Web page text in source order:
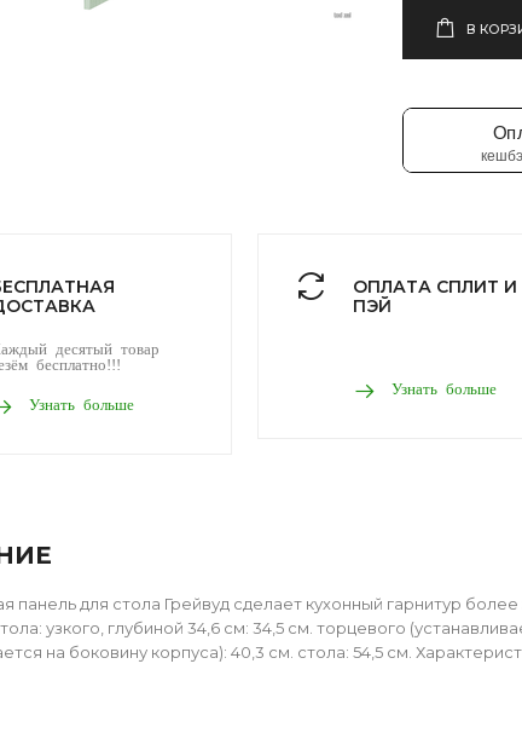
В
десятый товар
бесплатно!!!
Узнать больше
ОПЛАТА СПЛИТ И
ПЭЙ
Узнать больше
панель для стола Грейвуд сделает кухонный гарнитур
узкого, глубиной 34,6 см: 34,5 см. торцевого
на боковину корпуса): 40,3 см. стола: 54,5 см.